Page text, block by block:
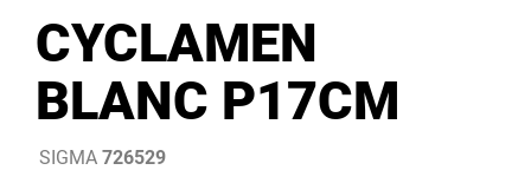
CYCLAMEN
BLANC P17CM
SIGMA 726529